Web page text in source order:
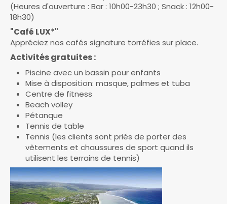
(Heures d'ouverture : Bar : 10h00-23h30 ; Snack : 12h00-
18h30)
"Café LUX*"
Appréciez nos cafés signature torréfies sur place.
Activités gratuites :
Piscine avec un bassin pour enfants
Mise à disposition: masque, palmes et tuba
Centre de fitness
Beach volley
Pétanque
Tennis de table
Tennis (les clients sont priés de porter des
vêtements et chaussures de sport quand ils
utilisent les terrains de tennis)